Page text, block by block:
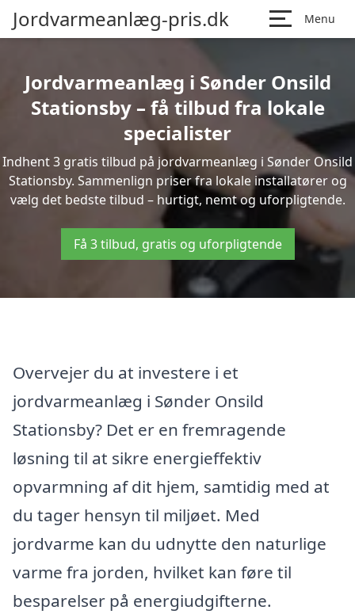
Jordvarmeanlæg-pris.dk Menu
Jordvarmeanlæg i Sønder Onsild
Stationsby – få tilbud fra lokale
specialister
Indhent 3 gratis tilbud på jordvarmeanlæg i Sønder Onsild
Stationsby. Sammenlign priser fra lokale installatører og
vælg det bedste tilbud – hurtigt, nemt og uforpligtende.
Få 3 tilbud, gratis og uforpligtende
Overvejer du at investere i et
jordvarmeanlæg i Sønder Onsild
Stationsby? Det er en fremragende
løsning til at sikre energieffektiv
opvarmning af dit hjem, samtidig med at
du tager hensyn til miljøet. Med
jordvarme kan du udnytte den naturlige
varme fra jorden, hvilket kan føre til
besparelser på energiudgifterne.